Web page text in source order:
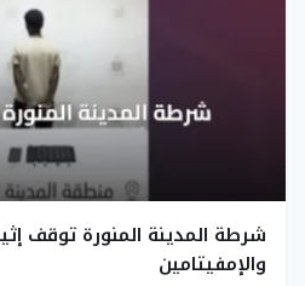
شرطة المدينة المنورة توقف
والإمفيتامين